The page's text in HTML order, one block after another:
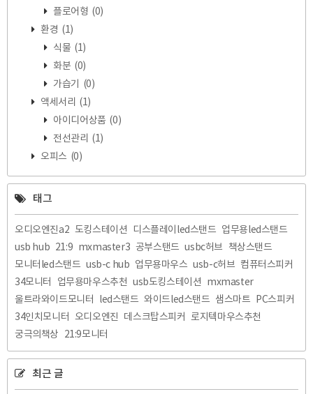
플로어형 (0)
환경 (1)
식물 (1)
화분 (0)
가습기
(0)
액세서리 (1)
아이디어상품 (0)
전선관리 (1)
오피스 (0)
태그
오디오엔진a2 도킹스테이션 디스플레이led스탠드 업무용led스탠드
usb hub 21:9 mxmaster3 공부스탠드 usbc허브
책상스탠드
모니터led스탠드 usb-c hub 업무용마우스 usb-c허브 컴퓨터스피커
34모니터
업무용마우스추천 usb도킹스테이션
mxmaster
울트라와이드모니터
led스탠드 와이드led스탠드 샘스마트
PC스피커
34인치모니터
오디오엔진 데스크탑스피커
로지텍마우스추천
궁극의책상
21:9모니터
최근 글